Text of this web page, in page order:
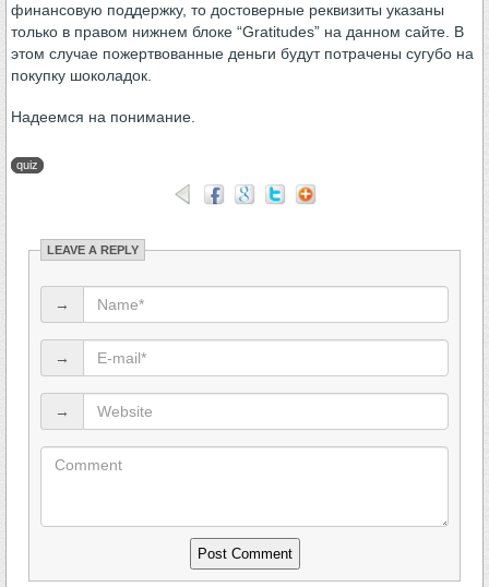
финансовую поддержку, то достоверные реквизиты указаны
только в правом нижнем блоке “Gratitudes” на данном сайте. В
этом случае пожертвованные деньги будут потрачены сугубо на
покупку шоколадок.
Надеемся на понимание.
quiz
LEAVE A REPLY
→
→
→